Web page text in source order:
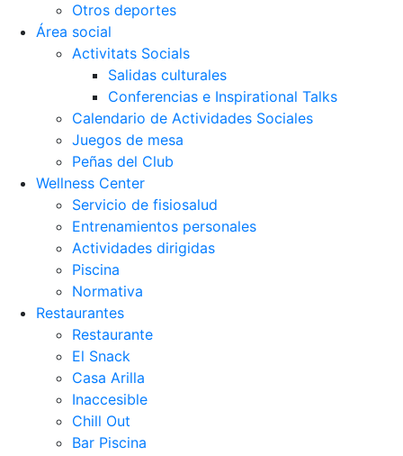
Otros deportes
Área social
Activitats Socials
Salidas culturales
Conferencias e Inspirational Talks
Calendario de Actividades Sociales
Juegos de mesa
Peñas del Club
Wellness Center
Servicio de fisiosalud
Entrenamientos personales
Actividades dirigidas
Piscina
Normativa
Restaurantes
Restaurante
El Snack
Casa Arilla
Inaccesible
Chill Out
Bar Piscina